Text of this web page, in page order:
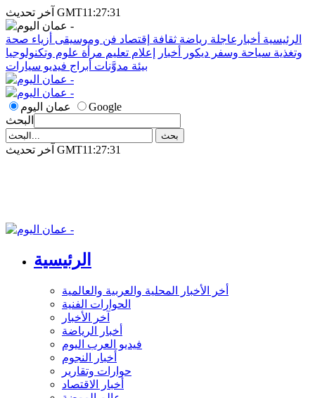
آخر تحديث GMT11:27:31
الرئيسية أخبارعاجلة رياضة ثقافة إقتصاد فن وموسيقى أزياء صحة
وتغذية سياحة وسفر ديكور أخبار إعلام تعليم مرأة علوم وتكنولوجيا
بيئة مدوَّنات أبراج فيديو سيارات
عمان اليوم
Google
البحث
آخر تحديث GMT11:27:31
الرئيسية
أخر الأخبار المحلية والعربية والعالمية
الحوارات الفنية
آخر الأخبار
أخبار الرياضة
فيديو العرب اليوم
أخبار النجوم
حوارات وتقارير
أخبار الاقتصاد